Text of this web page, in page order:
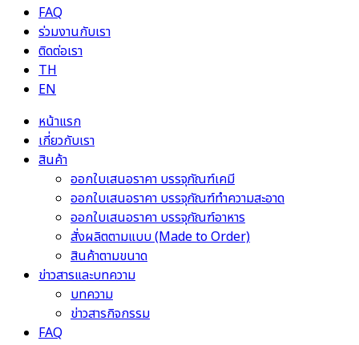
FAQ
ร่วมงานกับเรา
ติดต่อเรา
TH
EN
หน้าแรก
เกี่ยวกับเรา
สินค้า
ออกใบเสนอราคา บรรจุภัณฑ์เคมี
ออกใบเสนอราคา บรรจุภัณฑ์ทำความสะอาด
ออกใบเสนอราคา บรรจุภัณฑ์อาหาร
สั่งผลิตตามแบบ (Made to Order)
สินค้าตามขนาด
ข่าวสารและบทความ
บทความ
ข่าวสารกิจกรรม
FAQ